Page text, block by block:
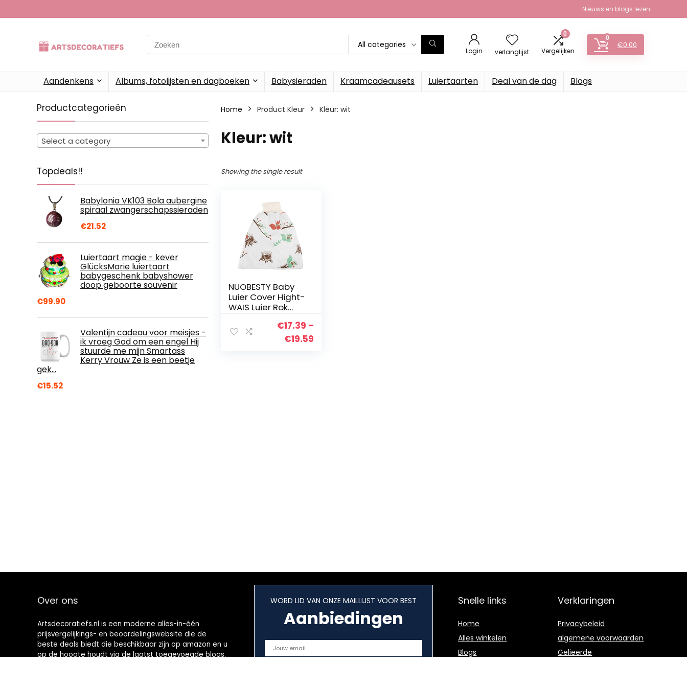
Nieuws en blogs lezen
Search
for:
All categories
Login verlanglijst
0
Vergelijken
0
€0.00
Aandenkens Albums, fotolijsten en dagboeken Babysieraden Kraamcadeausets Luiertaarten Deal van de dag Blogs
Productcategorieën
Select a category
Topdeals!!
Babylonia VK103 Bola aubergine
spiraal zwangerschapssieraden
€21.52
Luiertaart magie - kever
GlücksMarie luiertaart
babygeschenk babyshower
doop geboorte souvenir
€99.90
Valentijn cadeau voor meisjes -
ik vroeg God om een engel Hij
stuurde me mijn Smartass
Kerry Vrouw Ze is een beetje
gek…
€15.52
Home Product Kleur Kleur: wit
Kleur: wit
Showing the single result
NUOBESTY Baby
Luier Cover Hight-
WAIS Luier Rok
Broek Luier Rokken
voor Baby
€17.39 –
€19.59
Over ons
Artsdecoratiefs.nl is een moderne alles-in-één
prijsvergelijkings- en beoordelingswebsite die de
beste deals biedt die beschikbaar zijn op amazon en u
op de hoogte houdt via de laatst toegevoegde blogs.
WORD LID VAN ONZE MAILLIJST VOOR BEST
Aanbiedingen
Snelle links
Home
Alles winkelen
Blogs
Verklaringen
Privacybeleid
algemene voorwaarden
Gelieerde